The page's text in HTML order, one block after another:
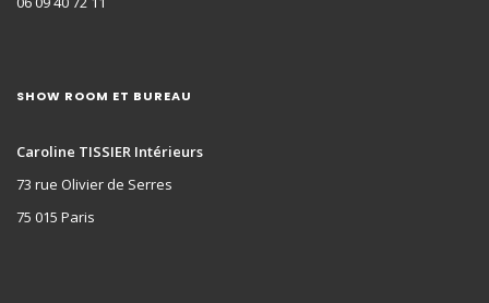
SHOW ROOM ET BUREAU
Caroline TISSIER Intérieurs
73 rue Olivier de Serres
75 015 Paris